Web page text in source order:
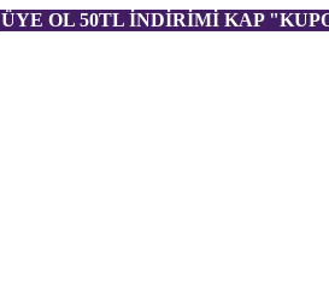
ÜYE OL 50TL İNDİRİMİ KAP